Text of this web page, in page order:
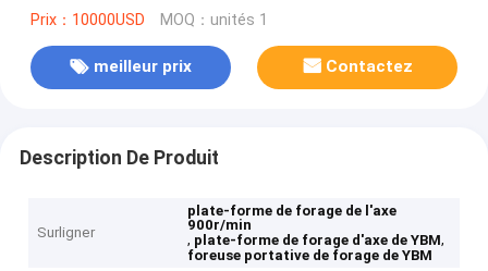
Prix：10000USD MOQ：unités 1
meilleur prix Contactez
Description De Produit
Surligner
plate-forme de forage de l'axe
900r/min
, plate-forme de forage d'axe de YBM,
foreuse portative de forage de YBM